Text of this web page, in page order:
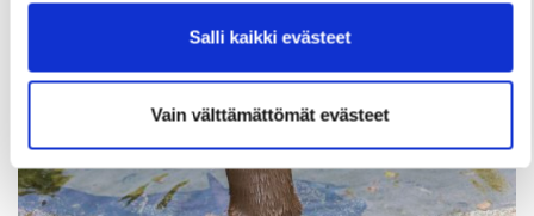
Salli kaikki evästeet
Vain välttämättömät evästeet